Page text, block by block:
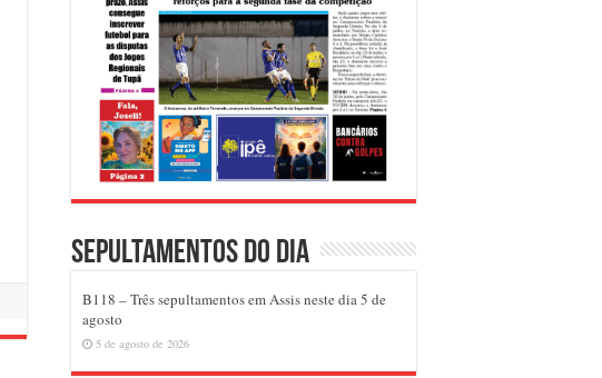
Sepultamentos do dia
B118 – Três sepultamentos em Assis neste dia 5 de
agosto
5 de agosto de 2026